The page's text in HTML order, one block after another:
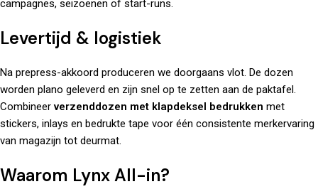
campagnes, seizoenen of start-runs.
Levertijd & logistiek
Na prepress-akkoord produceren we doorgaans vlot. De dozen
worden plano geleverd en zijn snel op te zetten aan de paktafel.
Combineerverzenddozen met klapdeksel bedrukken met
stickers, inlays en bedrukte tape voor één consistente merkervaring
van magazijn tot deurmat.
Waarom Lynx All-in?